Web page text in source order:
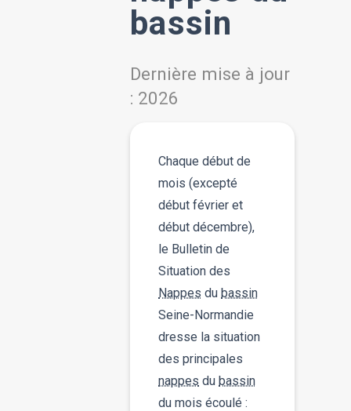
bassin
Dernière mise à jour
: 2026
Chaque début de
mois (excepté
début février et
début décembre),
le Bulletin de
Situation des
Nappes du bassin
Seine-Normandie
dresse la situation
des principales
nappes du bassin
du mois écoulé :